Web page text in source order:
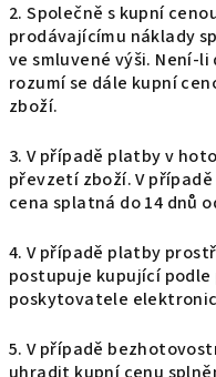
2. Společně s kupní
prodávajícímu náklady
ve smluvené výši. Není-
rozumí se dále kupní
zboží.
3. V případě platby v
převzetí zboží. V
cena splatná do 14 dnů
4. V případě platby
postupuje kupující
poskytovatele
5. V případě